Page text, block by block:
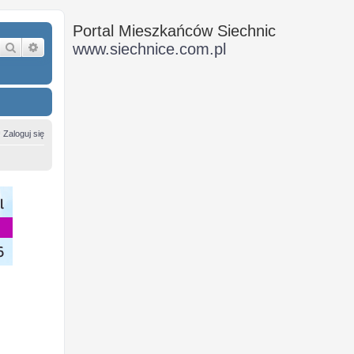
Szukaj Wyszukiwanie zaawansowane
Zaloguj się
Portal Mieszkańców Siechnic
www.siechnice.com.pl